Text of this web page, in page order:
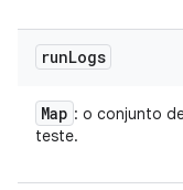
runLogs
Map : o conjunto
teste.